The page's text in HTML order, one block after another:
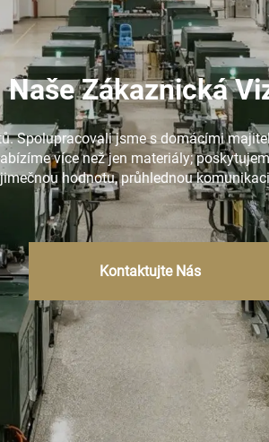
Naše Zákaznická
Spolupracovali jsme s domácími
více než jen materiály;
hodnotu, průhlednou
Kontaktujte Nás